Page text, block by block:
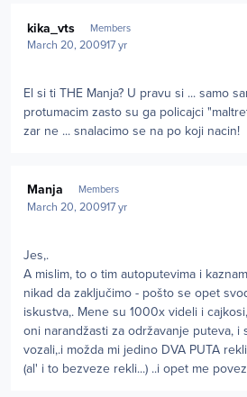
kika_vts Members
March 20, 200917 yr
El si ti THE Manja? U pravu si ... samo
protumacim zasto su ga policajci
zar ne ... snalacimo se na po koji nacin!
Manja Members
March 20, 200917 yr
Jes,.
A mislim, to o tim autoputevima i
nikad da zaključimo - pošto se opet
iskustva,. Mene su 1000x videli i
oni narandžasti za održavanje puteva, i
vozali,.i možda mi jedino DVA PUTA
(al' i to bezveze rekli...) ..i opet me